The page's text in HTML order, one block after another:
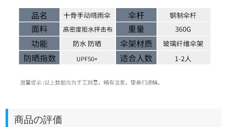
商品の評価